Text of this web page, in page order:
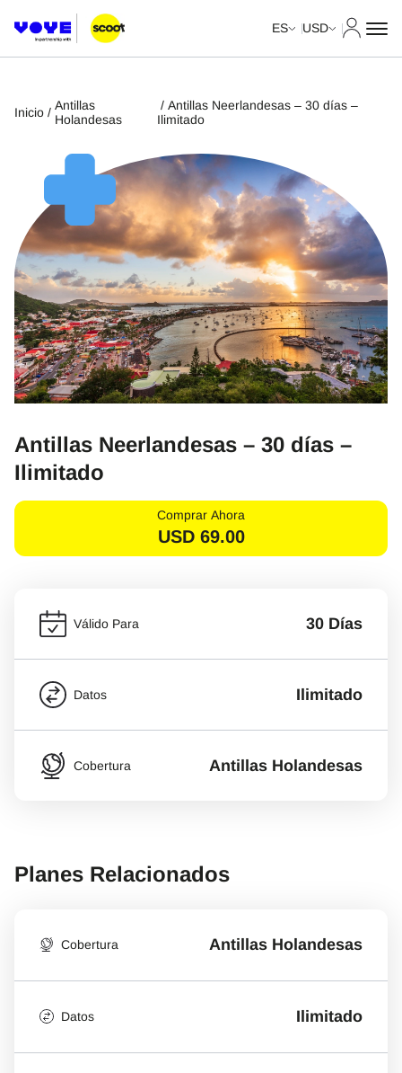
ES USD
Inicio / Antillas
Holandesas
/ Antillas Neerlandesas – 30 días –
Ilimitado
Antillas Neerlandesas – 30 días –
Ilimitado
Comprar Ahora
USD 69.00
Válido Para 30 Días
Datos Ilimitado
Cobertura Antillas Holandesas
Planes Relacionados
Cobertura Antillas Holandesas
Datos Ilimitado